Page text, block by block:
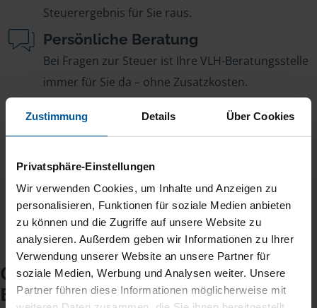
Zustimmung Details Über Cookies
Privatsphäre-Einstellungen
Wir verwenden Cookies, um Inhalte und Anzeigen zu
personalisieren, Funktionen für soziale Medien anbieten
zu können und die Zugriffe auf unsere Website zu
analysieren. Außerdem geben wir Informationen zu Ihrer
Verwendung unserer Website an unsere Partner für
soziale Medien, Werbung und Analysen weiter. Unsere
Partner führen diese Informationen möglicherweise mit
Steuerergebnis für Sie raus.
Persönliche Beratung
Bei Fragen zur Steuer ist Ihre VLH-Beratungsstelle
immer für Sie da – ohne Zusatzkosten.
Fairer Beitrag
Jahreseinnahmen richtet.
Checkliste für Ihr
Beratungsgespräch